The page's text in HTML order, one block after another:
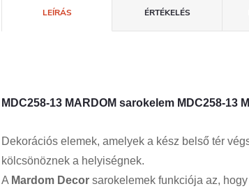
LEÍRÁS ÉRTÉKELÉS
MDC258-13 MARDOM sarokelem MDC258-13
Dekorációs elemek, amelyek a kész belső tér
kölcsönöznek a helyiségnek.
A Mardom Decor sarokelemek funkciója az,